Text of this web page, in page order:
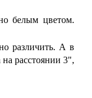
белым цветом.
различить. А в
расстоянии 3",